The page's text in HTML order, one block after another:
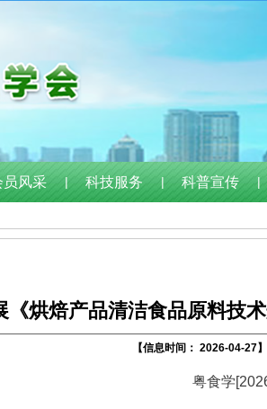
员风采 | 科技服务 | 科普宣传 |
《烘焙产品清洁食品原料技
【信息时间： 2026-04-27】
粤食学